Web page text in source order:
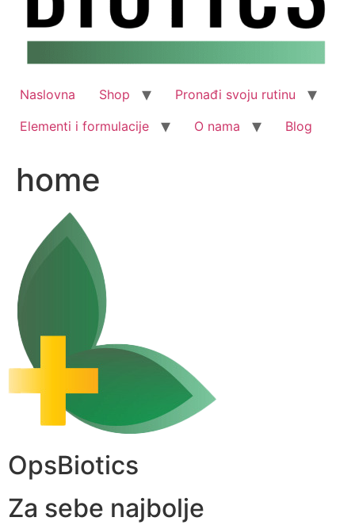
Naslovna Shop
Pronađi svoju rutinu
Elementi i formulacije
O nama Blog
home
OpsBiotics
Za sebe najbolje